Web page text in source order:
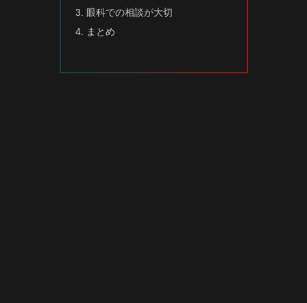
眼科での相談が大切
まとめ